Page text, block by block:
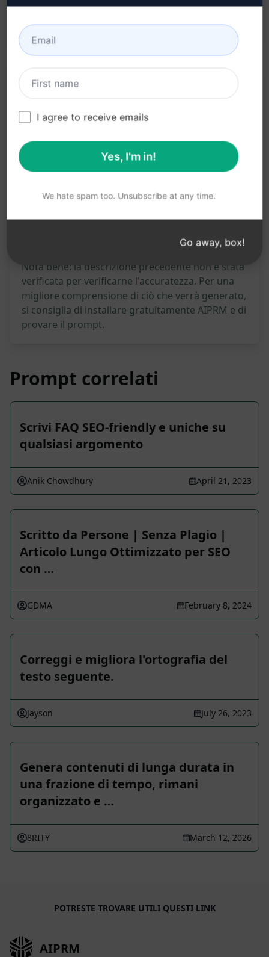
Prova su Claude
Statistiche del prompt
Nota bene: la descrizione precedente non è stata
verificata per verificarne l'accuratezza. Per una
migliore comprensione di ciò che verrà generato,
si consiglia di installare gratuitamente AIPRM e di
provare il prompt.
Prompt correlati
Scrivi FAQ SEO-friendly e uniche su
qualsiasi argomento
Anik Chowdhury April 21, 2023
Scritto da Persone | Senza Plagio |
Articolo Lungo Ottimizzato per SEO
con …
GDMA February 8, 2024
Correggi e migliora l'ortografia del
testo seguente.
Jayson July 26, 2023
Genera contenuti di lunga durata in
una frazione di tempo, rimani
organizzato e …
8RITY March 12, 2026
POTRESTE TROVARE UTILI QUESTI LINK
AIPRM
I agree to receive emails
Yes, I'm in!
We hate spam too. Unsubscribe at any time.
Go away, box!